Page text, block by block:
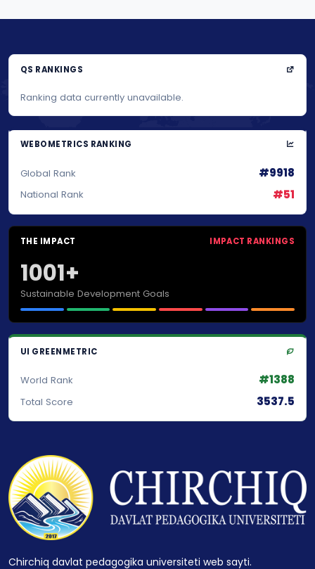
QS RANKINGS
Ranking data currently unavailable.
WEBOMETRICS RANKING
Global Rank #9918
National Rank #51
THE IMPACT IMPACT RANKINGS
1001+
Sustainable Development Goals
UI GREENMETRIC
World Rank #1388
Total Score 3537.5
Chirchiq davlat pedagogika universiteti web sayti.